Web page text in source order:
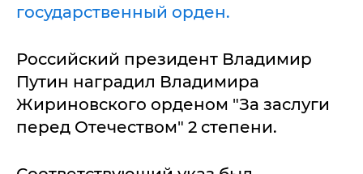
государственный орден.
Российский президент Владимир
Путин наградил Владимира
Жириновского орденом "За заслуги
перед Отечеством" 2 степени.